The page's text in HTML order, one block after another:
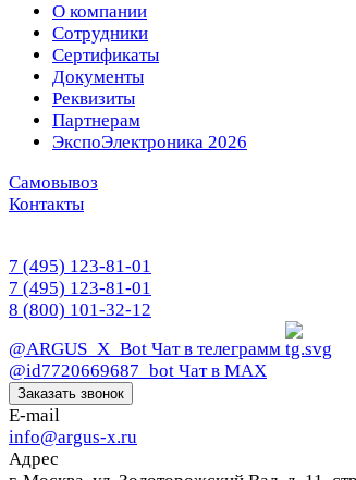
О компании
Сотрудники
Сертификаты
Документы
Реквизиты
Партнерам
ЭкспоЭлектроника 2026
Самовывоз
Контакты
7 (495) 123-81-01
7 (495) 123-81-01
8 (800) 101-32-12
@ARGUS_X_Bot Чат в телеграмм
@id7720669687_bot Чат в МАХ
Заказать звонок
E-mail
info@argus-x.ru
Адрес